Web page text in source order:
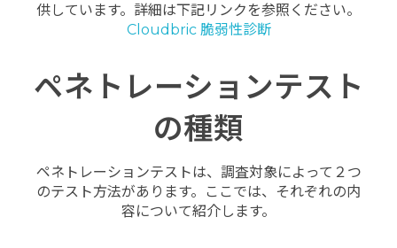
供しています。詳細は下記リンクを参照ください。
Cloudbric 脆弱性診断
ペネトレーションテスト
の種類
ペネトレーションテストは、調査対象によって２つ
のテスト方法があります。ここでは、それぞれの内
容について紹介します。